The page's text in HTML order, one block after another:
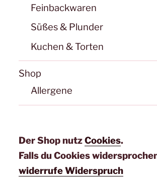
Feinbackwaren
Süßes & Plunder
Kuchen & Torten
Shop
Allergene
Der Shop nutzCookies.
Falls du Cookies
widerrufe Widerspruch